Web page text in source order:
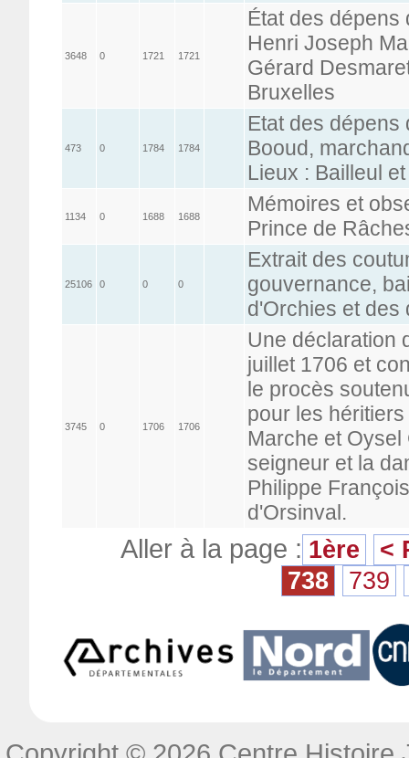
3648 0 1721 1721
État des
Henri Joseph
Gérard
Bruxelles
473 0 1784 1784
Etat des
Booud,
Lieux : Bailleul
1134 0 1688 1688
Mémoires et
Prince de
25106 0 0 0
Extrait des
gouvernance,
d'Orchies et des
3745 0 1706 1706
Une déclaration
juillet 1706 et
le procès
pour les
Marche et
seigneur et la
Philippe
d'Orsinval.
Aller à la page : 1ère
<
738
739